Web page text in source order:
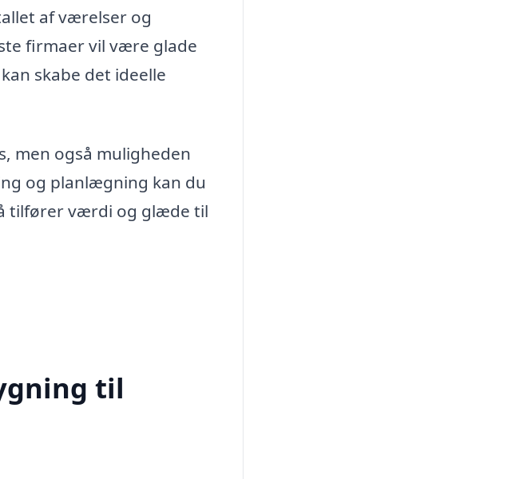
af værelser og
firmaer vil være glade
skabe det ideelle
men også muligheden
og planlægning kan du
tilfører værdi og glæde til
til